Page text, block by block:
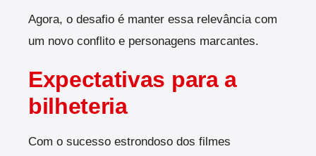
Agora, o desafio é manter essa relevância com
um novo conflito e personagens marcantes.
Expectativas para a
bilheteria
Com o sucesso estrondoso dos filmes